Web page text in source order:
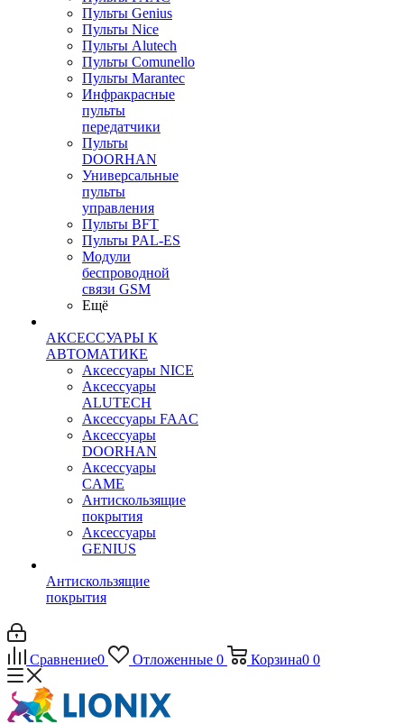
Пульты Genius
Пульты Nice
Пульты Alutech
Пульты Сomunello
Пульты Marantec
Инфракрасные
пульты
передатчики
Пульты
DOORHAN
Универсальные
пульты
управления
Пульты BFT
Пульты PAL-ES
Модули
беспроводной
связи GSM
Ещё
АКСЕССУАРЫ К
АВТОМАТИКЕ
Аксессуары NICE
Аксессуары
ALUTECH
Аксессуары FAAC
Аксессуары
DOORHAN
Аксессуары
CAME
Антискользящие
покрытия
Аксессуары
GENIUS
Антискользящие
покрытия
Сравнение0 Отложенные 0 Корзина0 0